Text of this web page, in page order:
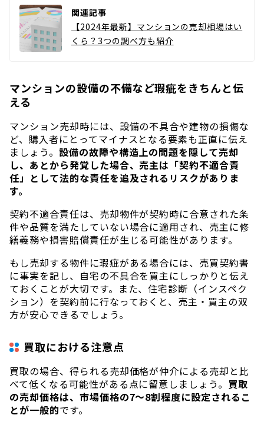
関連記事
【2024年最新】マンションの売却相場はい
くら？3つの調べ方も紹介
マンションの設備の不備など瑕疵をきちんと伝
える
マンション売却時には、設備の不具合や建物の損傷な
ど、購入者にとってマイナスとなる要素も正直に伝え
ましょう。 設備の故障や構造上の問題を隠して売却
し、あとから発覚した場合、売主は「契約不適合責
任」として法的な責任を追及されるリスクがありま
す。
契約不適合責任は、売却物件が契約時に合意された条
件や品質を満たしていない場合に適用され、売主に修
繕義務や損害賠償責任が生じる可能性があります。
もし売却する物件に瑕疵がある場合には、売買契約書
に事実を記し、自宅の不具合を買主にしっかりと伝え
ておくことが大切です。また、住宅診断（インスペク
ション）を契約前に行なっておくと、売主・買主の双
方が安心できるでしょう。
買取における注意点
買取の場合、得られる売却価格が仲介による売却と比
べて低くなる可能性がある点に留意しましょう。 買取
の売却価格は、市場価格の7〜8割程度に設定されるこ
とが一般的です。